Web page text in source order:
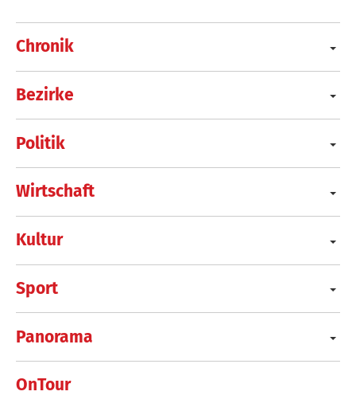
Chronik
Bezirke
Politik
Wirtschaft
Kultur
Sport
Panorama
OnTour